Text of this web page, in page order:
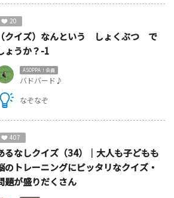
20
（クイズ）なんという しょくぶつ で
ょうか？-1
ASOPPA！会員
バドバード♪
なぞなぞ
407
るなしクイズ（34）｜大人も子どもも
のトレーニングにピッタリなクイズ・
題が盛りだくさん